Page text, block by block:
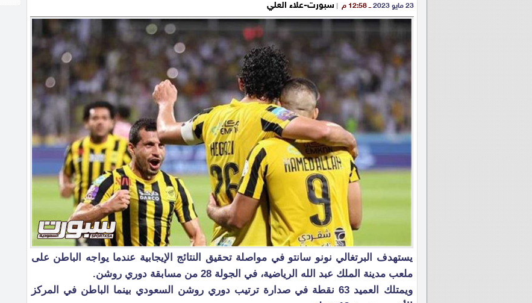
23 مايو 2023 ــ 12:58 م | سبورت-علاء العلي
يستهدف البرتغالي نونو سانتو في مواصلة تحقيق النتائج الإيجابية عندما يواجه الباطن على
ملعب مدينة الملك عبد الله الرياضية، في الجولة 28 من مسابقة دوري روشن.
ويمتلك العميد 63 نقطة في صدارة ترتيب دوري روشن السعودي بينما الباطن في المركز